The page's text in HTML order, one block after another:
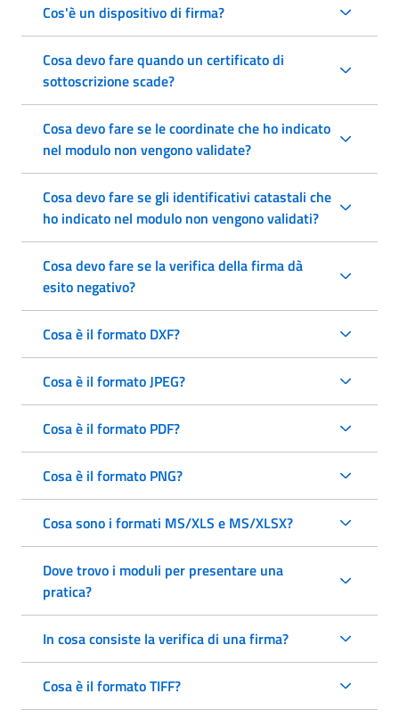
Cos'è un dispositivo di firma?
Cosa devo fare quando un certificato di
sottoscrizione scade?
Cosa devo fare se le coordinate che ho indicato
nel modulo non vengono validate?
Cosa devo fare se gli identificativi catastali che
ho indicato nel modulo non vengono validati?
Cosa devo fare se la verifica della firma dà
esito negativo?
Cosa è il formato DXF?
Cosa è il formato JPEG?
Cosa è il formato PDF?
Cosa è il formato PNG?
Cosa sono i formati MS/XLS e MS/XLSX?
Dove trovo i moduli per presentare una
pratica?
In cosa consiste la verifica di una firma?
Cosa è il formato TIFF?